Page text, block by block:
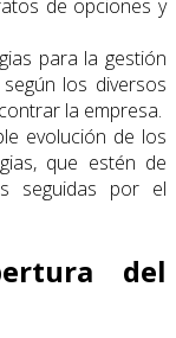
de opciones y
para la gestión
los diversos
la empresa.
evolución de los
que estén de
seguidas por el
del